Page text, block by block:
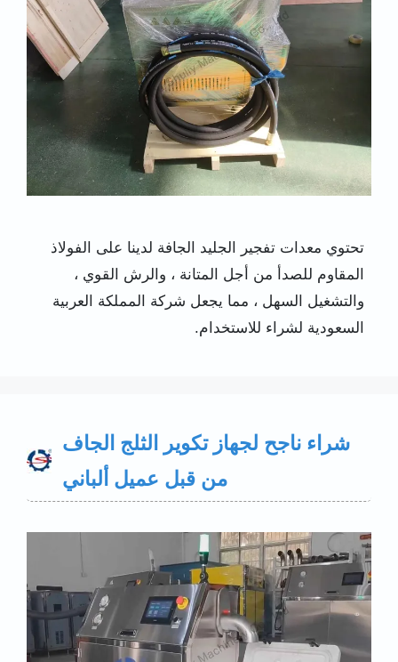
تحتوي معدات تفجير الجليد الجافة لدينا على الفولاذ
المقاوم للصدأ من أجل المتانة ، والرش القوي ،
والتشغيل السهل ، مما يجعل شركة المملكة العربية
السعودية لشراء للاستخدام.
شراء ناجح لجهاز تكوير الثلج الجاف
من قبل عميل ألباني